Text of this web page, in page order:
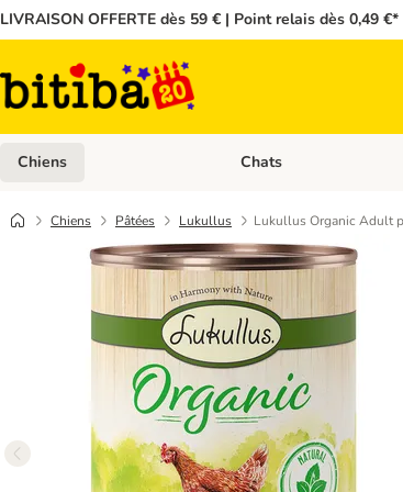
LIVRAISON OFFERTE dès 59 € | Point relais dès 0,49 €*
Chiens Dérouler les catégories:
Chats
Chiens Pâtées Lukullus Lukullus Organic Adult